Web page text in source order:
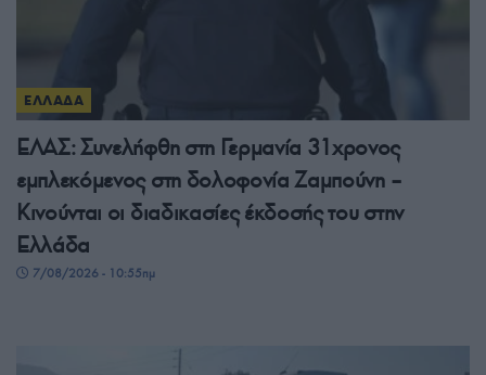
ΕΛΛΑΔΑ
ΕΛΑΣ: Συνελήφθη στη Γερμανία 31χρονος
εμπλεκόμενος στη δολοφονία Ζαμπούνη –
Κινούνται οι διαδικασίες έκδοσής του στην
Ελλάδα
7/08/2026 - 10:55πμ